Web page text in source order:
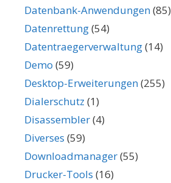
Datenbank-Anwendungen(85)
Datenrettung(54)
Datentraegerverwaltung(14)
Demo (59)
Desktop-Erweiterungen(255)
Dialerschutz (1)
Disassembler(4)
Diverses (59)
Downloadmanager(55)
Drucker-Tools (16)